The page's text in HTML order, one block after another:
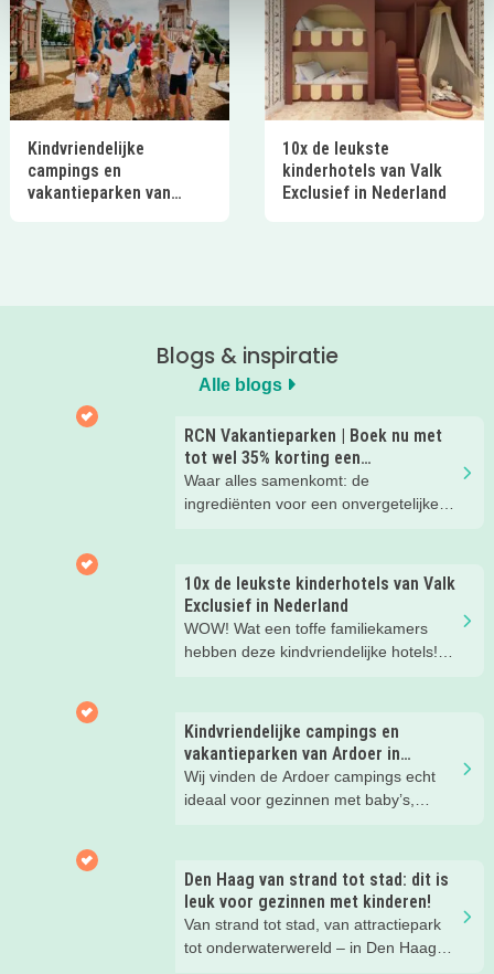
Kindvriendelijke
campings en
vakantieparken van
10x de leukste
kinderhotels van Valk
Exclusief in Nederland
Blogs & inspiratie
Alle blogs
RCN Vakantieparken | Boek nu met
tot wel 35% korting een
zomervakantie!
Waar alles samenkomt: de
ingrediënten voor een onvergetelijke
10x de leukste kinderhotels van Valk
Exclusief in Nederland
WOW! Wat een toffe familiekamers
hebben deze kindvriendelijke hotels!
kinderhotels van Valk Exclusief en
boek een heerlijk nachtje weg met je
kind(eren).
Kindvriendelijke campings en
vakantieparken van Ardoer in
Nederland
Wij vinden de Ardoer campings echt
ideaal voor gezinnen met baby’s,
Den Haag van strand tot stad: dit is
leuk voor gezinnen met kinderen!
Van strand tot stad, van attractiepark
tot onderwaterwereld – in Den Haag